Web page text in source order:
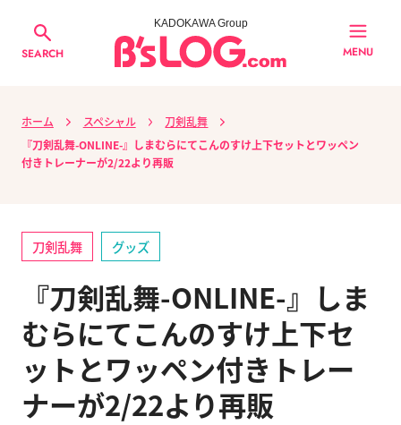
SEARCH
KADOKAWA Group
MENU
ホーム スペシャル
刀剣乱舞
『刀剣乱舞-ONLINE-』しまむらにてこんのすけ上下セットとワッペン
付きトレーナーが2/22より再販
刀剣乱舞 グッズ
『刀剣乱舞-ONLINE-』しま
むらにてこんのすけ上下セ
ットとワッペン付きトレー
ナーが2/22より再販